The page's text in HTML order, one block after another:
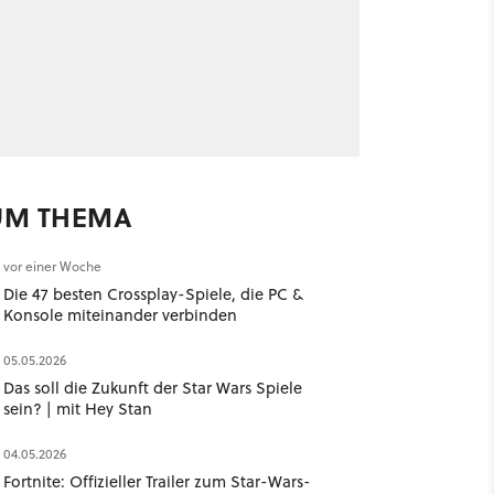
THEMA
vor einer Woche
Die 47 besten Crossplay-Spiele, die PC &
Konsole miteinander verbinden
05.05.2026
Das soll die Zukunft der Star Wars Spiele
sein? | mit Hey Stan ​
04.05.2026
Fortnite: Offizieller Trailer zum Star-Wars-